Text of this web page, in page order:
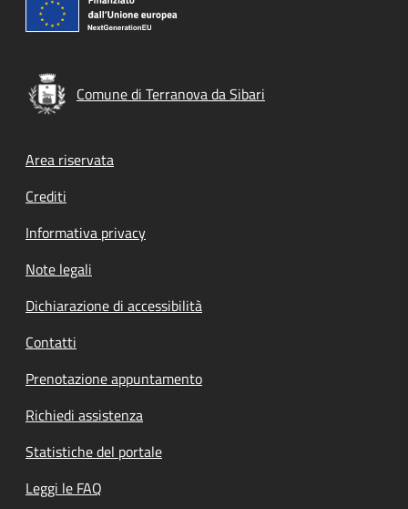
Comune di Terranova da Sibari
Footer menu
Area riservata
Crediti
Informativa privacy
Note legali
Dichiarazione di accessibilità
Contatti
Prenotazione appuntamento
Richiedi assistenza
Statistiche del portale
Leggi le FAQ